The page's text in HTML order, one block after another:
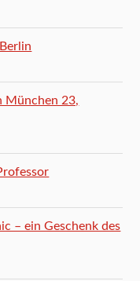
München 23,
– ein Geschenk des